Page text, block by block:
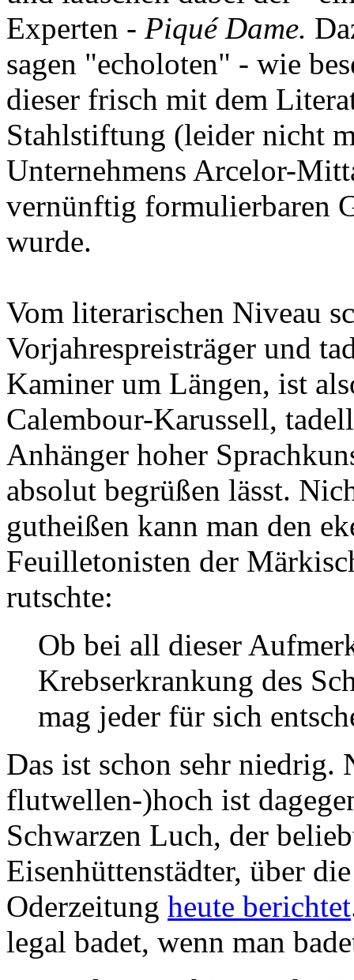
Experten - Piqué Dame.
sagen "echoloten" - wie
dieser frisch mit dem
Stahlstiftung (leider nicht
Unternehmens Arcelor-
vernünftig formulierbaren
wurde.
Vom literarischen Niveau
Vorjahrespreisträger und
Kaminer um Längen, ist
Calembour-Karussell,
Anhänger hoher
absolut begrüßen lässt.
gutheißen kann man den
Feuilletonisten der
rutschte:
Ob bei all dieser
Krebserkrankung des
mag jeder für sich
Das ist schon sehr niedrig.
flutwellen-)hoch ist
Schwarzen Luch, der
Eisenhüttenstädter, über
Oderzeitung heute berichtet
legal badet, wenn man